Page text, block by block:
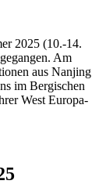
2025 (10.-14.
Am
aus Nanjing
im Bergischen
West Europa-